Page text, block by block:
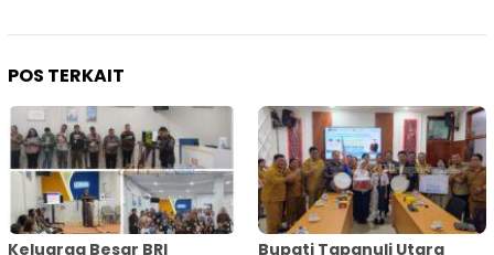
POS TERKAIT
Keluarga Besar BRI
Bupati Tapanuli Utara